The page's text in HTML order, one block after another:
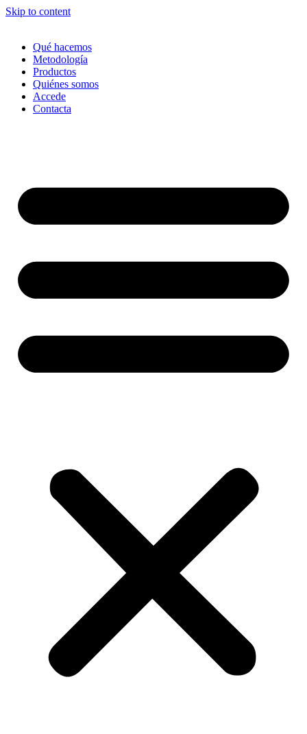
Skip to content
Qué hacemos
Metodología
Productos
Quiénes somos
Accede
Contacta